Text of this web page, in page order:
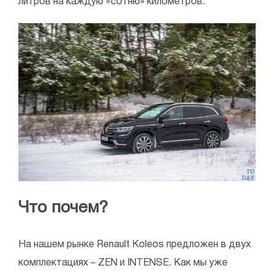
Что почем?
На нашем рынке Renault Koleos предложен в двух
комплектациях – ZEN и INTENSE. Как мы уже